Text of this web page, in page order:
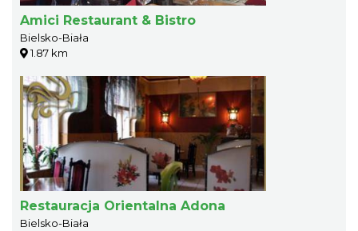
Amici Restaurant & Bistro
Bielsko-Biała
1.87 km
Restauracja Orientalna Adona
Bielsko-Biała